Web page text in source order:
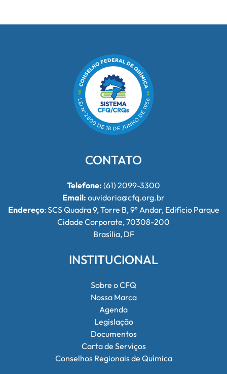
CONTATO
Telefone: (61) 2099-3300
Email: ouvidoria@cfq.org.br
Endereço: SCS Quadra 9, Torre B, 9º Andar, Edifício Parque
Cidade Corporate, 70308-200
Brasília, DF
INSTITUCIONAL
Sobre o CFQ
Nossa Marca
Agenda
Legislação
Documentos
Carta de Serviços
Conselhos Regionais de Química